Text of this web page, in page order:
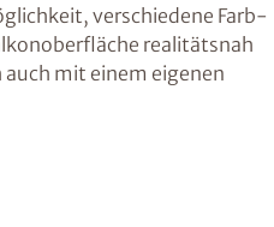
verschiedene Farb-
realitätsnah
auch mit einem eigenen